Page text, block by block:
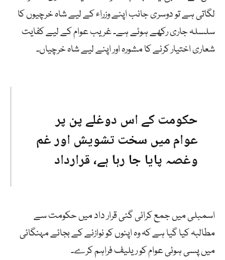
لگاتی ہے تو دوسری جانب اپنے وزراء کے لیے شاہ خرچیوں کا
سلسلہ جاری رکھے ہوئے ہے۔ غریب عوام کے لیے کفایت
شعاری اختیار کرنے کا مشورہ اور اپنے لیے شاہ خرچیاں۔
حکومت کے اس دوغلے پن پر
عوام میں سخت تشویش اور غم
وغصہ پایا جا رہا ہے، قرارداد
اسمبلی میں جمع کرائی گئی قرار داد میں حکومت سے
مطالبہ کیا گیا ہے کہ وہ اپنوں کو نوازنے کے بجائے مہنگائی
میں پسی ہوئی عوام کو ریلیف فراہم کرے۔